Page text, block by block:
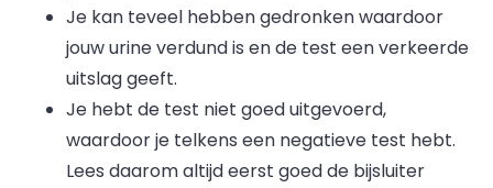
Je kan teveel hebben gedronken waardoor
jouw urine verdund is en de test een verkeerde
uitslag geeft.
Je hebt de test niet goed uitgevoerd,
waardoor je telkens een negatieve test hebt.
Lees daarom altijd eerst goed de bijsluiter